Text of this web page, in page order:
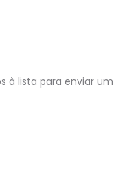
à lista para enviar um